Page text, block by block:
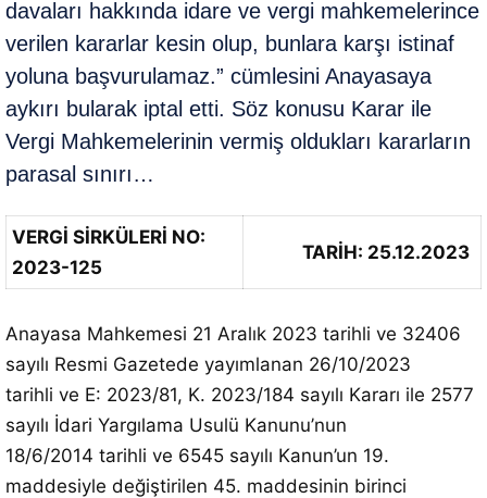
davaları hakkında idare ve vergi mahkemelerince
verilen kararlar kesin olup, bunlara karşı istinaf
yoluna başvurulamaz.” cümlesini Anayasaya
aykırı bularak iptal etti. Söz konusu Karar ile
Vergi Mahkemelerinin vermiş oldukları kararların
parasal sınırı…
VERGİ SİRKÜLERİ NO:
2023-125
TARİH: 25.12.2023
Anayasa Mahkemesi 21 Aralık 2023 tarihli ve 32406
sayılı Resmi Gazetede yayımlanan 26/10/2023
tarihli ve E: 2023/81, K. 2023/184 sayılı Kararı ile 2577
sayılı İdari Yargılama Usulü Kanunu’nun
18/6/2014 tarihli ve 6545 sayılı Kanun’un 19.
maddesiyle değiştirilen 45. maddesinin birinci